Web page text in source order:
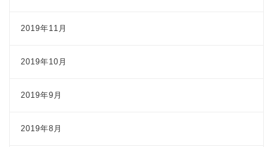
2019年11月
2019年10月
2019年9月
2019年8月